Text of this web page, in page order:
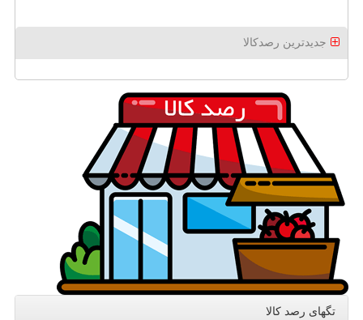
جدیدترین رصدکالا
تگهای رصد كالا